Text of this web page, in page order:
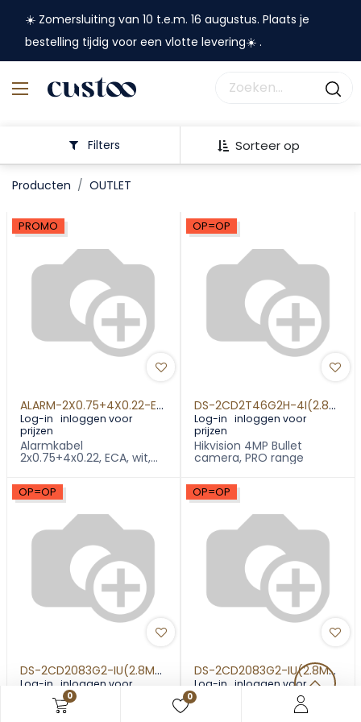
0 0
☀️ Zomersluiting van 10 t.e.m. 16 augustus. Plaats je
bestelling tijdig voor een vlotte levering☀️ .
Sorteer op
Filters
Producten OUTLET
PROMO
ALARM-2X0.75+4X0.22-ECA-WIT(R100)
Log-in inloggen voor
prijzen
Alarmkabel
2x0.75+4x0.22, ECA, wit,
OP=OP
DS-2CD2T46G2H-4I(2.8MM)
Log-in inloggen voor
prijzen
Hikvision 4MP Bullet
camera, PRO range
OP=OP
DS-2CD2083G2-IU(2.8MM)(BLACK)
Log-in inloggen voor
prijzen
Hikvision 8MP Bullet
OP=OP
DS-2CD2083G2-IU(2.8MM)
Log-in inloggen voor
prijzen
Hikvision 8MP Bullet